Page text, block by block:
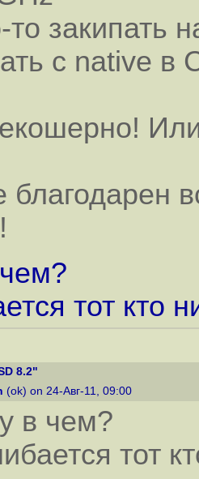
то закипать
с native в
благодарен
тот кто
8.2"
(ok) on 24-Авг-11, 09:00
в чем?
тот